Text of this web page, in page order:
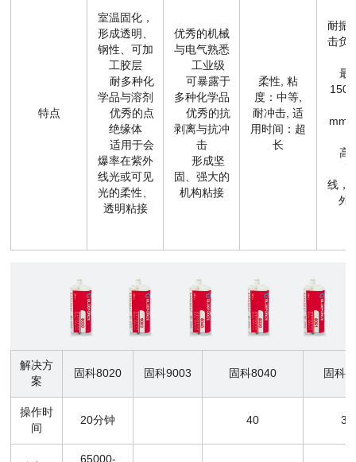
特点
室温固化，
形成透明、
钢性、可加
工胶层
耐多种化
学品与溶剂
优秀的点
绝缘体
适用于会
爆率在紫外
线光或可见
光的柔性、
透明粘接
优秀的机械
与电气熟悉
工业级
可暴露于
多种化学品
优秀的抗
剥离与抗冲
击
形成坚
固、强大的
机构粘接
柔性, 粘
度：中等,
耐冲击, 适
用时间：超
长
耐振
击负
最
mm
高
线，
外
解决方
案
固科8020 固科9003 固科8040 固科
操作时
间
20分钟 40 30
65000-